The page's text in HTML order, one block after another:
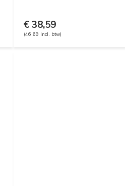
€ 38,59
(46,69 Incl. btw)